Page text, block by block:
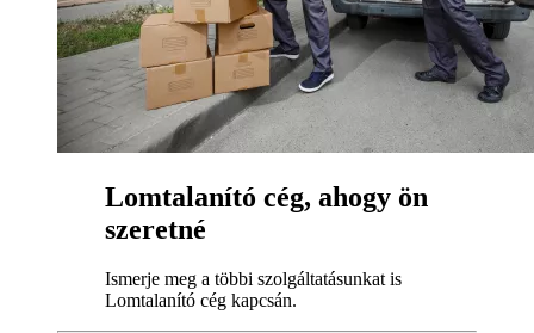
Lomtalanító cég, ahogy ön
szeretné
Ismerje meg a többi szolgáltatásunkat is
Lomtalanító cég kapcsán.